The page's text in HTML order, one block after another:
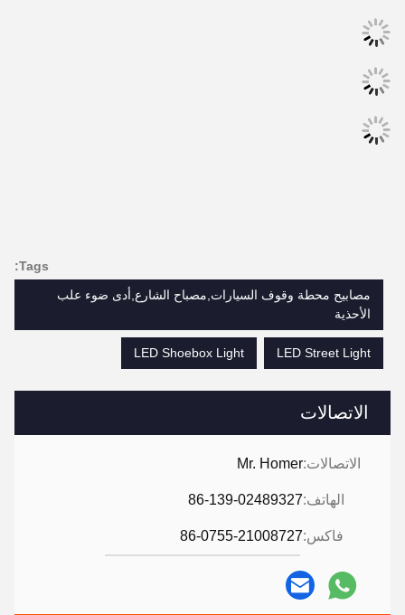
الاتصالات
الاتصالات:Mr. Homer
الهاتف:86-139-02489327
فاكس:86-0755-21008727
Tags:
مصابيح محطة وقوف السيارات,مصباح الشارع,أدى ضوء علب
الأحذية
LED Street Light
LED Shoebox Light